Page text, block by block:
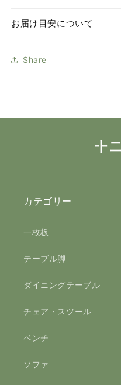
お届け目安について
Share
カテゴリー
一枚板
テーブル脚
ダイニングテーブル
チェア・スツール
ベンチ
ソファ